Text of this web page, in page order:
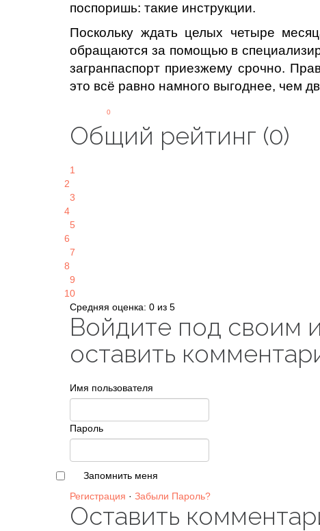
поспоришь: такие инструкции.
Поскольку ждать целых четыре
обращаются за помощью в
загранпаспорт приезжему срочно.
это всё равно намного выгоднее, чем
0
Общий рейтинг (0)
1
2
3
4
5
6
7
8
9
10
Средняя оценка: 0 из 5
Войдите под своим
оставить
Имя пользователя
Пароль
Запомнить меня
Регистрация · Забыли Пароль?
Оставить